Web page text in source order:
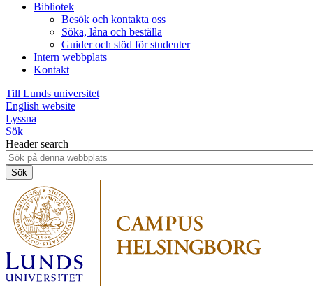
Bibliotek
Besök och kontakta oss
Söka, låna och beställa
Guider och stöd för studenter
Intern webbplats
Kontakt
Till Lunds universitet
English website
Lyssna
Sök
Header search